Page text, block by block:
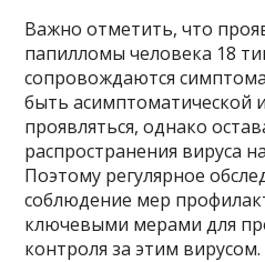
Важно отметить, что
папилломы человека 18
сопровождаются
быть асимптоматической
проявляться, однако
распространения вируса
Поэтому регулярное
соблюдение мер
ключевыми мерами для
контроля за этим вирусом.